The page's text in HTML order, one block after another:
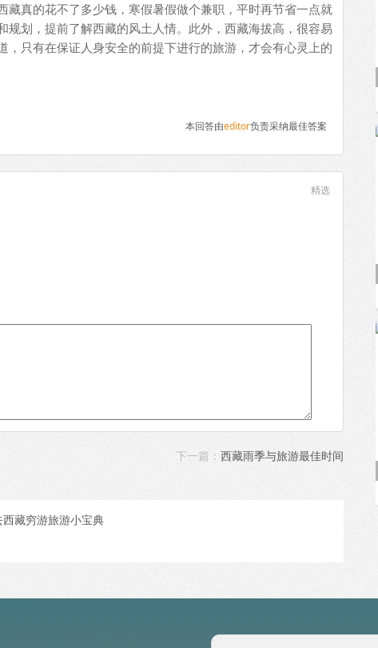
真的花不了多少钱，寒假暑假做个兼职，平时再节省一点就
划，提前了解西藏的风土人情。此外，西藏海拔高，很容易
只有在保证人身安全的前提下进行的旅游，才会有心灵上的
本回答由editor负责采纳最佳答案
精选
下一篇： 西藏雨季与旅游最佳时间
西藏穷游旅游小宝典